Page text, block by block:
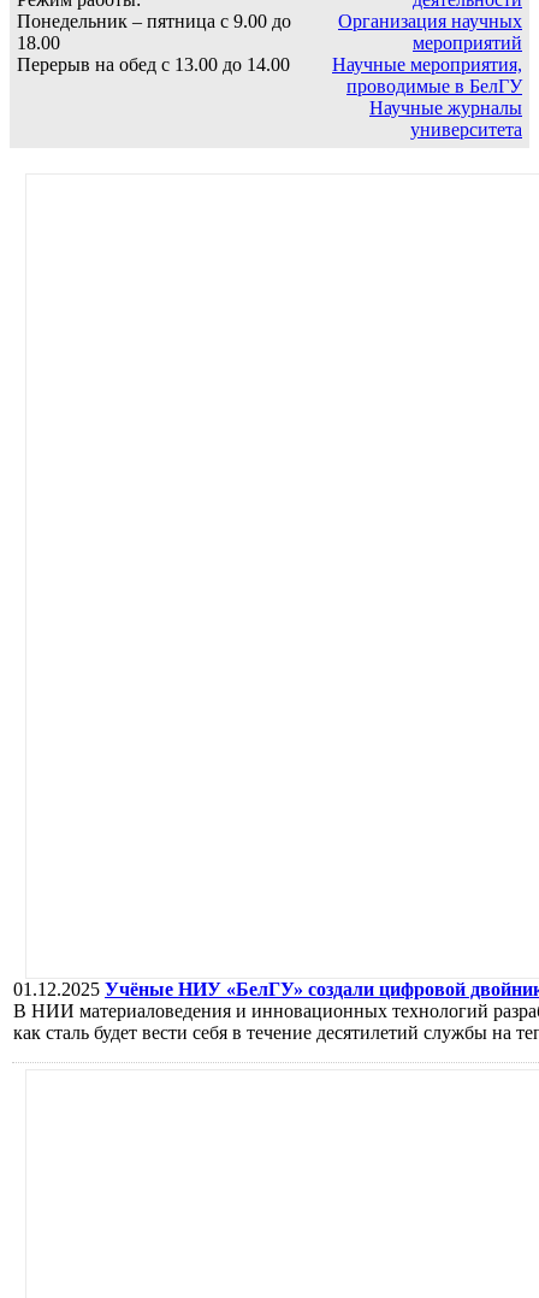
Понедельник – пятница с 9.00 до
18.00
Перерыв на обед с 13.00 до 14.00
Организация научных
мероприятий
Научные мероприятия,
проводимые в БелГУ
Научные журналы
университета
01.12.2025 Учёные НИУ «БелГУ» создали цифровой
В НИИ материаловедения и инновационных технологий
как сталь будет вести себя в течение десятилетий службы на